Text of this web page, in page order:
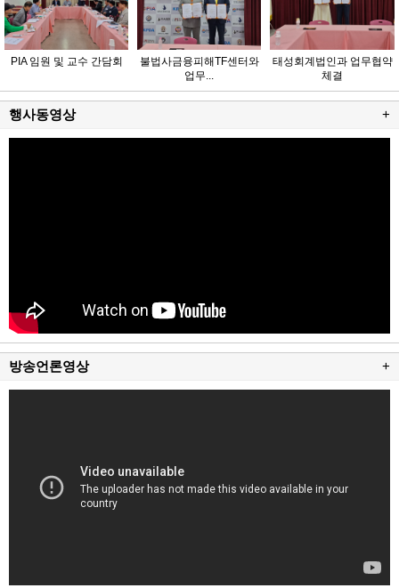
PIA 임원 및 교수 간담회
불법사금융피해TF센터와
업무...
태성회계법인과 업무협약
체결
행사동영상 +
방송언론영상 +